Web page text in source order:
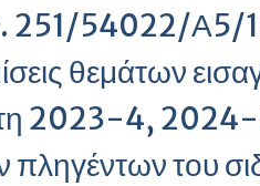
Φ. 251/54022/
θεμάτων
έτη 2023-4,
του